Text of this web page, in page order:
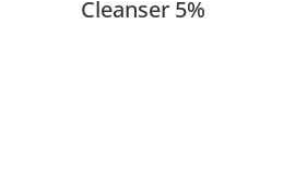
Cleanser 5%